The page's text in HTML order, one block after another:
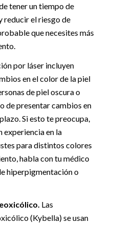
tener un tiempo de
reducir el riesgo de
que necesites más
por láser incluyen
en el color de la piel
de piel oscura o
de presentar cambios en
Si esto te preocupa,
experiencia en la
para distintos colores
habla con tu médico
hiperpigmentación o
Las
(Kybella) se usan